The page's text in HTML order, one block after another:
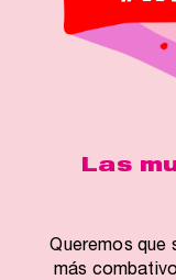
Las
Queremos que
más